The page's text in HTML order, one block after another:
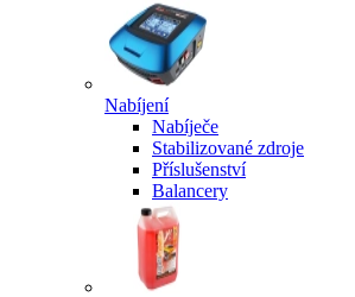
Nabíjení
Nabíječe
Stabilizované zdroje
Příslušenství
Balancery